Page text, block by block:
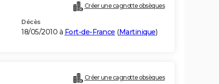
Créer une cagnotte obsèques
Décès
18/05/2010 à Fort-de-France (Martinique)
Créer une cagnotte obsèques